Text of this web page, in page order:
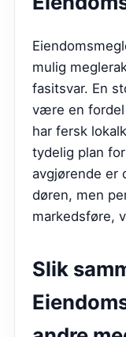
mulig
fasitsvar. En
være en fordel
har fersk
tydelig plan
avgjørende er
døren, men
markedsføre,
Slik